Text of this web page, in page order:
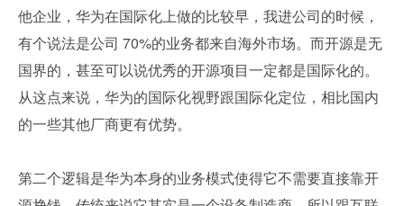
他企业，华为在国际化上做的比较早，我进公司的时候，
有个说法是公司 70%的业务都来自海外市场。而开源是无
国界的，甚至可以说优秀的开源项目一定都是国际化的。
从这点来说，华为的国际化视野跟国际化定位，相比国内
的一些其他厂商更有优势。
第二个逻辑是华为本身的业务模式使得它不需要直接靠开